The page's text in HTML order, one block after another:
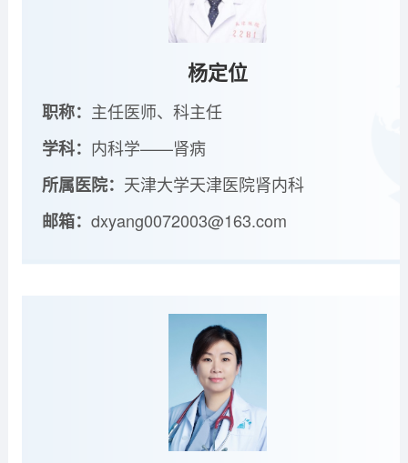
杨定位
职称： 主任医师、科主任
学科： 内科学——肾病
所属医院： 天津大学天津医院肾内科
邮箱：dxyang0072003@163.com